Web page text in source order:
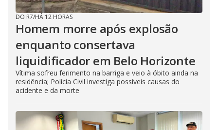
DO R7/HÁ 12 HORAS
Homem morre após explosão
enquanto consertava
liquidificador em Belo Horizonte
Vítima sofreu ferimento na barriga e veio à óbito ainda na
residência; Polícia Civil investiga possíveis causas do
acidente e da morte